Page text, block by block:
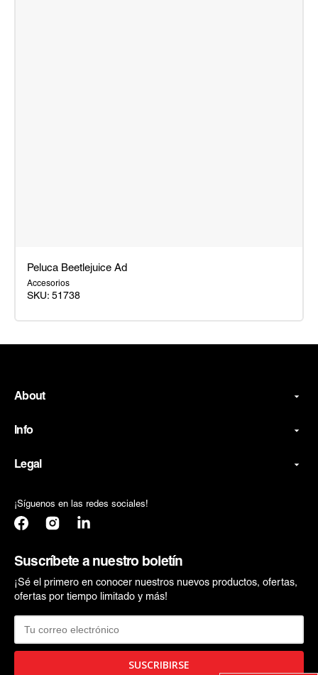
Peluca Beetlejuice Ad
Accesorios
SKU: 51738
About
Info
Legal
¡Síguenos en las redes sociales!
FacebookInstagramTranslation
Suscríbete a nuestro boletín
¡Sé el primero en conocer nuestros nuevos productos, ofertas,
ofertas por tiempo limitado y más!